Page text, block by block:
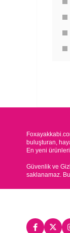
buluşturan,
En yeni
Güvenlik ve
saklanamaz.